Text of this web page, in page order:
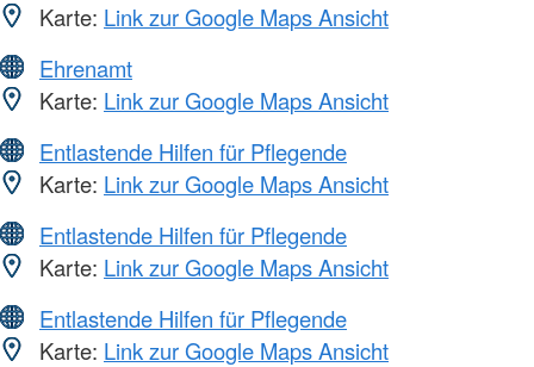
Karte: Link zur Google Maps Ansicht
Ehrenamt
Karte: Link zur Google Maps Ansicht
Entlastende Hilfen für Pflegende
Karte: Link zur Google Maps Ansicht
Entlastende Hilfen für Pflegende
Karte: Link zur Google Maps Ansicht
Entlastende Hilfen für Pflegende
Karte: Link zur Google Maps Ansicht